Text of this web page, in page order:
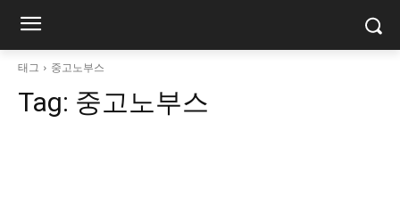
태그 중고노부스
Tag: 중고노부스